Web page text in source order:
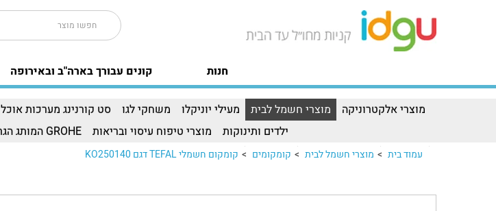
קונים עבורך בארה"ב ובאירופה חנות
מוצרי אלקטרוניקה מוצרי חשמל לבית מעילי יוניקלו משחקי לגו סט קורנינג מערכות אוכל
ילדים ותינוקות
מוצרי טיפוח עיסוי ובריאות GROHE המותג הגרמני המוביל
עמוד בית > מוצרי חשמל לבית > קומקומים > קומקום חשמלי TEFAL דגם KO250140